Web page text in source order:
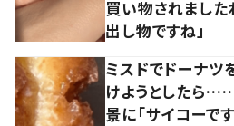
買い物されました
出し物ですね」
ミスドでドーナツ
けようとしたら
景に「サイコーで